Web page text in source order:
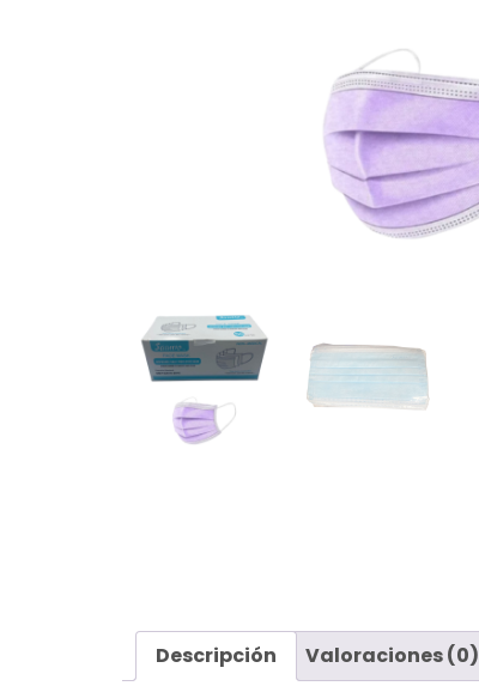
Descripción Valoraciones (0)